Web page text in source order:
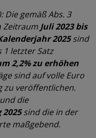
gemäß Abs. 3
Juli 2023 bis
2025sind
1 letzter Satz
2,2% zu erhöhen
sind auf volle Euro
zu veröffentlichen.
die
sind die in der
maßgebend.